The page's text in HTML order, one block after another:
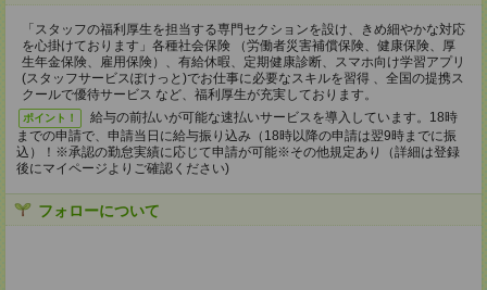
「スタッフの福利厚生を担当する専門セクションを設け、きめ細やかな対応
を心掛けております」各種社会保険 （労働者災害補償保険、健康保険、厚
生年金保険、雇用保険）、有給休暇、定期健康診断、スマホ向け学習アプリ
(スタッフサービスぽけっと)でお仕事に必要なスキルを習得 、全国の提携ス
クールで優待サービス など、福利厚生が充実しております。
ポイント！
給与の前払いが可能な速払いサービスを導入しています。18時
までの申請で、申請当日に給与振り込み（18時以降の申請は翌9時までに振
込）！※承認の勤怠実績に応じて申請が可能※その他規定あり（詳細は登録
後にマイページよりご確認ください)
フォローについて